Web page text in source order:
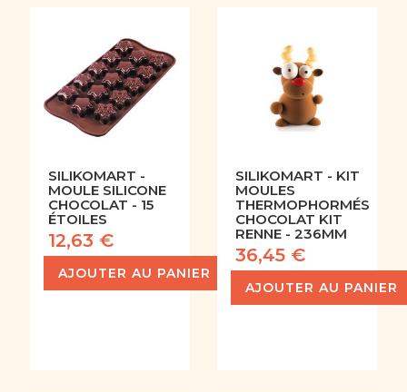
SILIKOMART -
MOULE SILICONE
CHOCOLAT - 15
ÉTOILES
12,63 €
AJOUTER AU PANIER
SILIKOMART - KIT
MOULES
THERMOPHORMÉS
CHOCOLAT KIT
RENNE - 236MM
36,45 €
AJOUTER AU PANIER